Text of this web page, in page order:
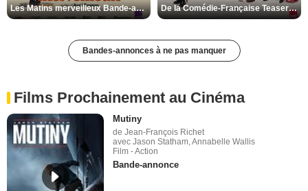
Les Matins merveilleux Bande-annonce VF De la Comédie-Française Teaser VF
Bandes-annonces à ne pas manquer
Films Prochainement au Cinéma
Mutiny
de Jean-François Richet
avec Jason Statham, Annabelle Wallis
Film - Action
Bande-annonce